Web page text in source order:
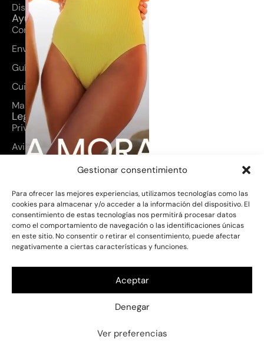
Gestionar consentimiento
Para ofrecer las mejores experiencias, utilizamos tecnologías como las
cookies para almacenar y/o acceder a la información del dispositivo. El
consentimiento de estas tecnologías nos permitirá procesar datos
como el comportamiento de navegación o las identificaciones únicas
en este sitio. No consentir o retirar el consentimiento, puede afectar
negativamente a ciertas características y funciones.
Aceptar
Denegar
Ver preferencias
Diseños a medida
Ayuda
Contacto
Envíos y devoluciones
Guía de tallas
Cuidados del producto
Mapa del sitio
Legal
Privacidad
Aviso legal
PROYECTO SUBVENCIONADO
ESTA
PÁGINA WEB HA SIDO DESARROLLADA
EN EL MARCO DEL PROGRAMA GRAN
CANARIA ME GUSTA (GCMC), UNA
CANARIA – CONSEJERÍA DE INDUSTRIA,
COMERCIO Y ARTESANÍA – PARA EL
MARCA LOCAL. EJERCICIO 2025.
© 2026 Elena Morales.
DESARROLLADO